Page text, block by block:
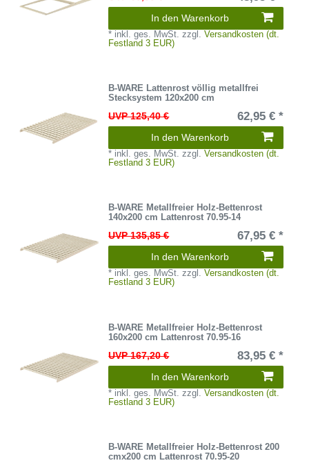
In den Warenkorb
* inkl. ges. MwSt. zzgl.Versandkosten (dt.
Festland 3 EUR)
B-WARE Lattenrost völlig metallfrei
Stecksystem 120x200 cm
UVP 125,40 €
62,95 € *
In den Warenkorb
* inkl. ges. MwSt. zzgl.Versandkosten (dt.
Festland 3 EUR)
B-WARE Metallfreier Holz-Bettenrost
140x200 cm Lattenrost 70.95-14
UVP 135,85 €
67,95 € *
In den Warenkorb
* inkl. ges. MwSt. zzgl.Versandkosten (dt.
Festland 3 EUR)
B-WARE Metallfreier Holz-Bettenrost
160x200 cm Lattenrost 70.95-16
UVP 167,20 €
83,95 € *
In den Warenkorb
* inkl. ges. MwSt. zzgl.Versandkosten (dt.
Festland 3 EUR)
B-WARE Metallfreier Holz-Bettenrost 200
cmx200 cm Lattenrost 70.95-20